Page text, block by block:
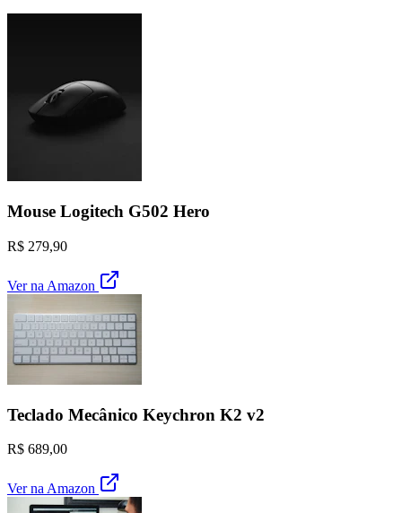
Mouse Logitech G502 Hero
R$ 279,90
Ver na Amazon
Teclado Mecânico Keychron K2 v2
R$ 689,00
Ver na Amazon